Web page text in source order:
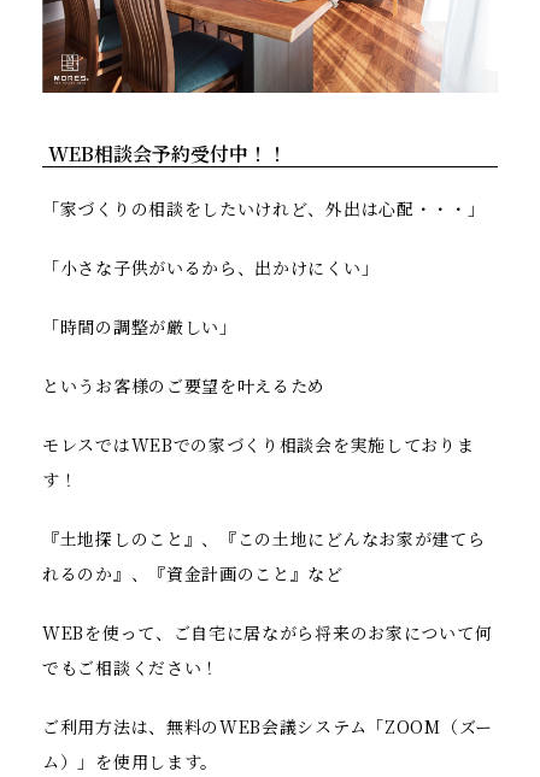
WEB相談会予約受付中！！
「家づくりの相談をしたいけれど、外出は心配・・・」
「小さな子供がいるから、出かけにくい」
「時間の調整が厳しい」
というお客様のご要望を叶えるため
モレスではWEBでの家づくり相談会を実施しておりま
す！
『土地探しのこと』、『この土地にどんなお家が建てら
れるのか』、『資金計画のこと』など
WEBを使って、ご自宅に居ながら将来のお家について何
でもご相談ください！
ご利用方法は、無料のWEB会議システム「ZOOM（ズー
ム）」を使用します。